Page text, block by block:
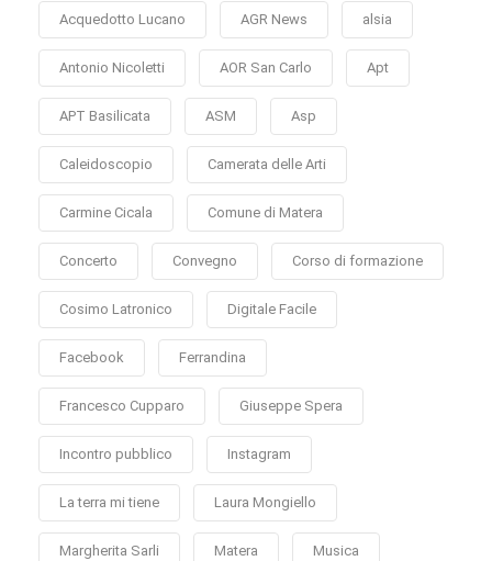
Acquedotto Lucano AGR News alsia
Antonio Nicoletti AOR San Carlo Apt
APT Basilicata ASM Asp
Caleidoscopio Camerata delle Arti
Carmine Cicala Comune di Matera
Concerto Convegno Corso di formazione
Cosimo Latronico Digitale Facile
Facebook Ferrandina
Francesco Cupparo Giuseppe Spera
Incontro pubblico Instagram
La terra mi tiene Laura Mongiello
Margherita Sarli Matera Musica